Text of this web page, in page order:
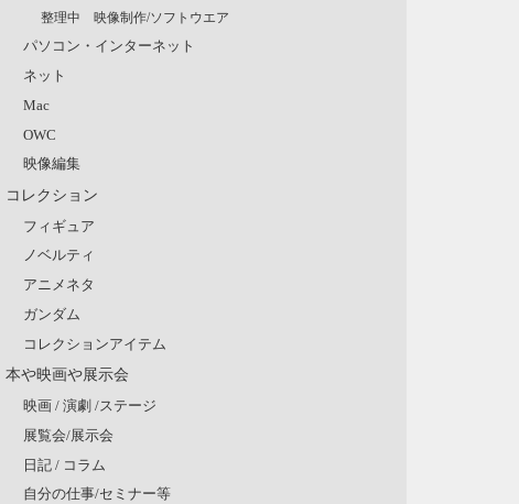
整理中 映像制作/ソフトウエア
パソコン・インターネット
ネット
Mac
OWC
映像編集
コレクション
フィギュア
ノベルティ
アニメネタ
ガンダム
コレクションアイテム
本や映画や展示会
映画 / 演劇 /ステージ
展覧会/展示会
日記 / コラム
自分の仕事/セミナー等